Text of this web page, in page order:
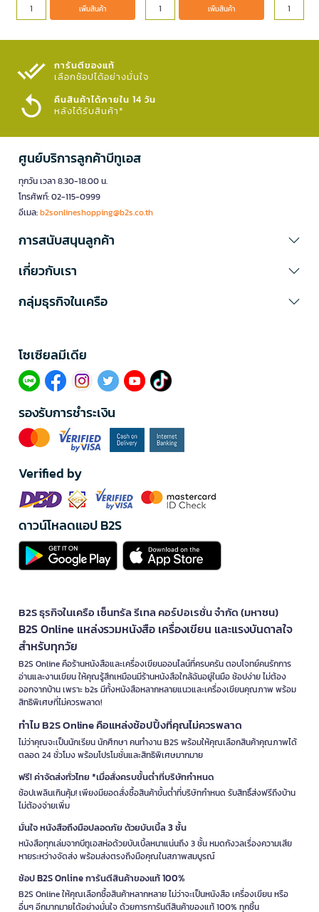
เพิ่มสินค้า เพิ่มสินค้า
การันตีของแท้
เลือกช้อปได้อย่างมั่นใจ​
คืนสินค้าได้ภายใน 14 วัน
หลังได้รับสินค้า*
ศูนย์บริการลูกค้าบีทูเอส
ทุกวัน เวลา 8.30-18.00 น.
โทรศัพท์: 02-115-0999
อีเมล:b2sonlineshopping@b2s.co.th
การสนับสนุนลูกค้า
เกี่ยวกับเรา
กลุ่มธุรกิจในเครือ
โซเซียลมีเดีย​
รองรับการชำระเงิน
Verified by
ดาวน์โหลดแอป B2S
B2S ธุรกิจในเครือ เซ็นทรัล รีเทล คอร์ปอเรชั่น จำกัด (มหาชน)
B2S Online แหล่งรวมหนังสือ เครื่องเขียน และแรงบันดาลใจ
สำหรับทุกวัย
B2S Online คือร้านหนังสือและเครื่องเขียนออนไลน์ที่ครบครัน ตอบโจทย์คนรักการ
อ่านและงานเขียน ให้คุณรู้สึกเหมือนมีร้านหนังสือใกล้ฉันอยู่ในมือ ช้อปง่าย ไม่ต้อง
ออกจากบ้าน เพราะ b2s มีทั้งหนังสือหลากหลายแนวและเครื่องเขียนคุณภาพ พร้อม
สิทธิพิเศษที่ไม่ควรพลาด!
ทำไม B2S Online คือแหล่งช้อปปิ้งที่คุณไม่ควรพลาด
ไม่ว่าคุณจะเป็นนักเรียน นักศึกษา คนทำงาน B2S พร้อมให้คุณเลือกสินค้าคุณภาพได้
ตลอด 24 ชั่วโมง พร้อมโปรโมชั่นและสิทธิพิเศษมากมาย
ฟรี! ค่าจัดส่งทั่วไทย *เมื่อสั่งครบขั้นต่ำที่บริษัทกำหนด
ช้อปเพลินเกินคุ้ม! เพียงมียอดสั่งซื้อสินค้าขั้นต่ำที่บริษัทกำหนด รับสิทธิ์ส่งฟรีถึงบ้าน
ไม่ต้องจ่ายเพิ่ม
มั่นใจ หนังสือถึงมือปลอดภัย ด้วยบับเบิ้ล 3 ชั้น
หนังสือทุกเล่มจากบีทูเอสห่อด้วยบับเบิ้ลหนาแน่นถึง 3 ชั้น หมดกังวลเรื่องความเสีย
หายระหว่างจัดส่ง พร้อมส่งตรงถึงมือคุณในสภาพสมบูรณ์
ช้อป B2S Online การันตีสินค้าของแท้ 100%
B2S Online ให้คุณเลือกซื้อสินค้าหลากหลาย ไม่ว่าจะเป็นหนังสือ เครื่องเขียน หรือ
อื่นๆ อีกมากมายได้อย่างมั่นใจ ด้วยการการันตีสินค้าของแท้ 100% ทุกชิ้น